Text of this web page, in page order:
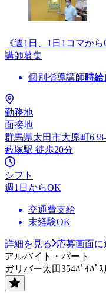
《週1日、1日1コマか
講師募集
個別指導講師時給
勤務地
面接地
群馬県太田市大原町
藪塚駅 徒歩20分
シフト
週1日からOK
交通費支給
未経験OK
詳細を見る
応募画面に
アルバイト・パート
ガリバー太田354ﾊﾞｲﾊﾟ